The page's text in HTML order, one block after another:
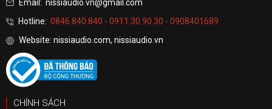
Email: nissiaudio.vn@gmail.com
Hotline: 0846.840.840 - 0911.30.90.30 - 0908401689
Website: nissiaudio.com, nissiaudio.vn
CHÍNH SÁCH